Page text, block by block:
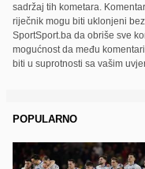
sadržaj tih kometara.
riječnik mogu biti uklonjeni
SportSport.ba da obriše sve
mogućnost da među
biti u suprotnosti sa vašim
POPULARNO